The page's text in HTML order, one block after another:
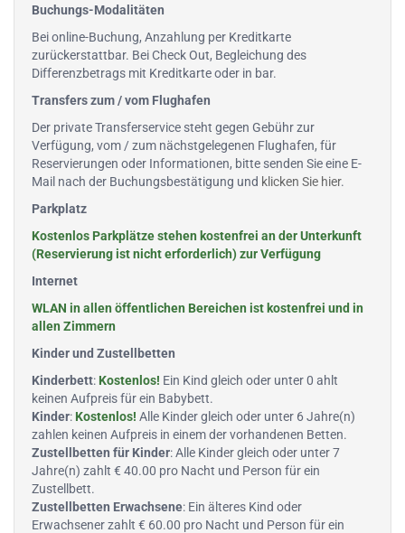
Buchungs-Modalitäten
Bei online-Buchung, Anzahlung per Kreditkarte
zurückerstattbar. Bei Check Out, Begleichung des
Differenzbetrags mit Kreditkarte oder in bar.
Transfers zum / vom Flughafen
Der private Transferservice steht gegen Gebühr zur
Verfügung, vom / zum nächstgelegenen Flughafen, für
Reservierungen oder Informationen, bitte senden Sie eine E-
Mail nach der Buchungsbestätigung und klicken Sie hier.
Parkplatz
Kostenlos Parkplätze stehen kostenfrei an der Unterkunft
(Reservierung ist nicht erforderlich) zur Verfügung
Internet
WLAN in allen öffentlichen Bereichen ist kostenfrei und in
allen Zimmern
Kinder und Zustellbetten
Kinderbett: Kostenlos! Ein Kind gleich oder unter 0 ahlt
keinen Aufpreis für ein Babybett.
Kinder: Kostenlos! Alle Kinder gleich oder unter 6 Jahre(n)
zahlen keinen Aufpreis in einem der vorhandenen Betten.
Zustellbetten für Kinder: Alle Kinder gleich oder unter 7
Jahre(n) zahlt € 40.00 pro Nacht und Person für ein
Zustellbett.
Zustellbetten Erwachsene: Ein älteres Kind oder
Erwachsener zahlt € 60.00 pro Nacht und Person für ein